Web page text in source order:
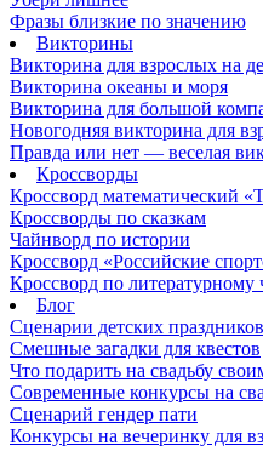
Фразы близкие по значению
Викторины
Викторина для взрослых на
Викторина океаны и моря
Викторина для большой
Новогодняя викторина для
Правда или нет — веселая
Кроссворды
Кроссворд математический
Кроссворды по сказкам
Чайнворд по истории
Кроссворд «Российские
Кроссворд по
Блог
Сценарии детских праздников
Смешные загадки для квестов
Что подарить на свадьбу
Современные конкурсы на
Сценарий гендер пати
Конкурсы на вечеринку для